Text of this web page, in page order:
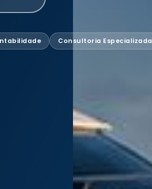
Consultoria Especializada